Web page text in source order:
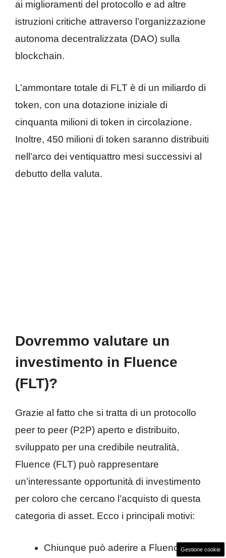
ai miglioramenti del protocollo e ad altre
istruzioni critiche attraverso l’organizzazione
autonoma decentralizzata (DAO) sulla
blockchain.
L’ammontare totale di FLT è di un miliardo di
token, con una dotazione iniziale di
cinquanta milioni di token in circolazione.
Inoltre, 450 milioni di token saranno distribuiti
nell’arco dei ventiquattro mesi successivi al
debutto della valuta.
Dovremmo valutare un
investimento in Fluence
(FLT)?
Grazie al fatto che si tratta di un protocollo
peer to peer (P2P) aperto e distribuito,
sviluppato per una credibile neutralità,
Fluence (FLT) può rappresentare
un’interessante opportunità di investimento
per coloro che cercano l’acquisto di questa
categoria di asset. Ecco i principali motivi:
Chiunque può aderire a Fluence (FTL)
Gestione cookie